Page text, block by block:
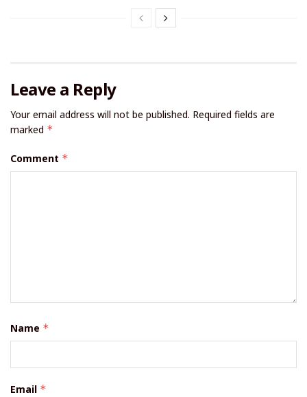
Leave a Reply
Your email address will not be published. Required fields are
marked *
Comment *
Name *
Email *